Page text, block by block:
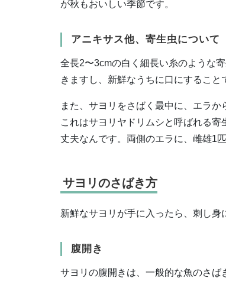
が秋もおいしい季節です。
アニキサス他、寄生虫について
全長2〜3cmの白く細長い糸のような
きますし、新鮮なうちに口にすること
また、サヨリをさばく最中に、エラ
これはサヨリヤドリムシと呼ばれる
丈夫なんです。両側のエラに、雌雄1
サヨリのさばき方
新鮮なサヨリが手に入ったら、刺し身
腹開き
サヨリの腹開きは、一般的な魚のさ